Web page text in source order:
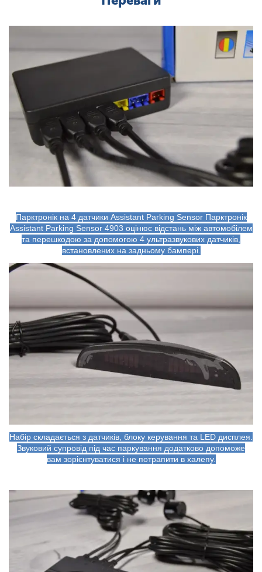
Парктронік на 4 датчики Assistant Parking Sensor Парктронік
Assistant Parking Sensor 4903 оцінює відстань між автомобілем
та перешкодою за допомогою 4 ультразвукових датчиків,
встановлених на задньому бампері.
Набір складається з датчиків, блоку керування та LED дисплея.
Звуковий супровід під час паркування додатково допоможе
вам зорієнтуватися і не потрапити в халепу.